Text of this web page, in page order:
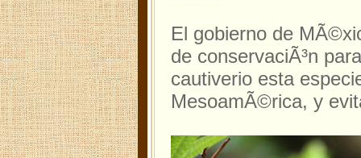
El gobierno de
de conservaciÃ³n
cautiverio esta
MesoamÃ©rica, y